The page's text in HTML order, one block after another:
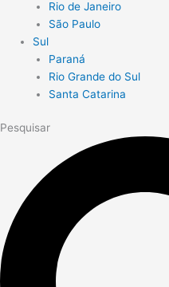
Rio de Janeiro
São Paulo
Sul
Paraná
Rio Grande do Sul
Santa Catarina
Pesquisar